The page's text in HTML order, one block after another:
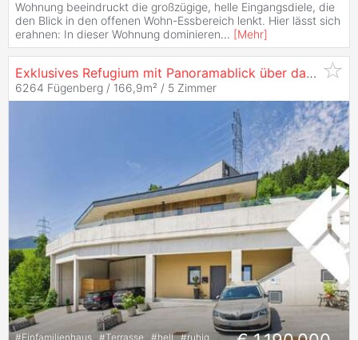
Wohnung beeindruckt die großzügige, helle Eingangsdiele, die
den Blick in den offenen Wohn-Essbereich lenkt. Hier lässt sich
erahnen: In dieser Wohnung dominieren... [Mehr]
Exklusives Refugium mit Panoramablick über das
6264 Fügenberg / 166,9m² / 5 Zimmer
#Einfamilienhaus #Terrasse #hell #ruhig